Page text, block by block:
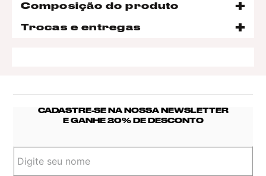
Composição do produto
Trocas e entregas
CADASTRE-SE NA NOSSA NEWSLETTER
E GANHE 20% DE DESCONTO